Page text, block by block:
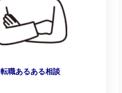
転職あるある相談